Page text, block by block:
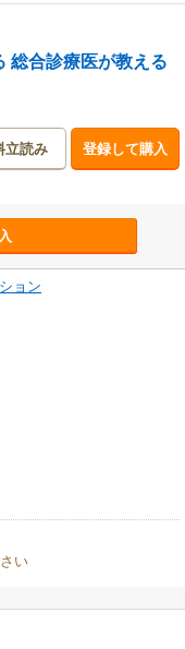
値の生かし方」でもおな
前述の4つのステップの
・データの読み方も網
冊です。
総合診療医が教える
立読み 登録して購入
ョン
い